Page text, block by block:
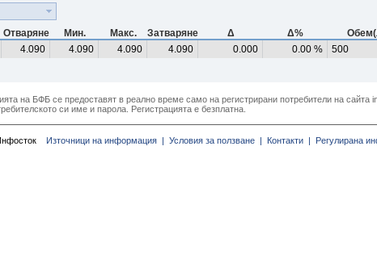
Отваряне Мин. Макс. Затваряне Δ Δ%
4.090 4.090 4.090 4.090 0.000 0.00 % 500
на БФБ се предоставят в реално време само на регистрирани потребители на сайта
си име и парола. Регистрацията е безплатна.
Източници на информация | Условия за ползване | Контакти | Регулирана